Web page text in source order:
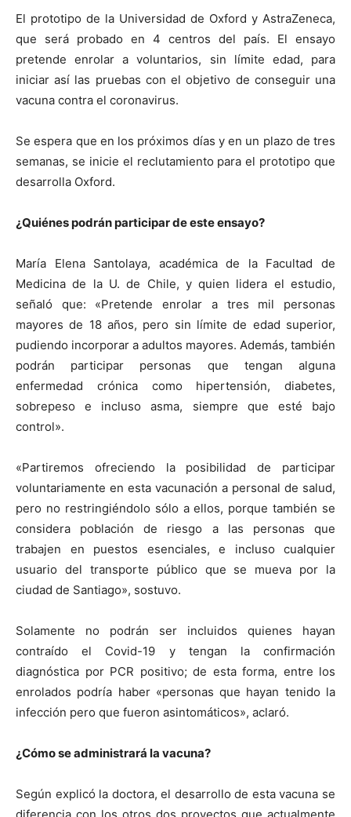
El prototipo de la Universidad de Oxford y AstraZeneca,
que será probado en 4 centros del país. El ensayo
pretende enrolar a voluntarios, sin límite edad, para
iniciar así las pruebas con el objetivo de conseguir una
vacuna contra el coronavirus.
Se espera que en los próximos días y en un plazo de tres
semanas, se inicie el reclutamiento para el prototipo que
desarrolla Oxford.
¿Quiénes podrán participar de este ensayo?
María Elena Santolaya, académica de la Facultad de
Medicina de la U. de Chile, y quien lidera el estudio,
señaló que: «Pretende enrolar a tres mil personas
mayores de 18 años, pero sin límite de edad superior,
pudiendo incorporar a adultos mayores. Además, también
podrán participar personas que tengan alguna
enfermedad crónica como hipertensión, diabetes,
sobrepeso e incluso asma, siempre que esté bajo
control».
«Partiremos ofreciendo la posibilidad de participar
voluntariamente en esta vacunación a personal de salud,
pero no restringiéndolo sólo a ellos, porque también se
considera población de riesgo a las personas que
trabajen en puestos esenciales, e incluso cualquier
usuario del transporte público que se mueva por la
ciudad de Santiago», sostuvo.
Solamente no podrán ser incluidos quienes hayan
contraído el Covid-19 y tengan la confirmación
diagnóstica por PCR positivo; de esta forma, entre los
enrolados podría haber «personas que hayan tenido la
infección pero que fueron asintomáticos», aclaró.
¿Cómo se administrará la vacuna?
Según explicó la doctora, el desarrollo de esta vacuna se